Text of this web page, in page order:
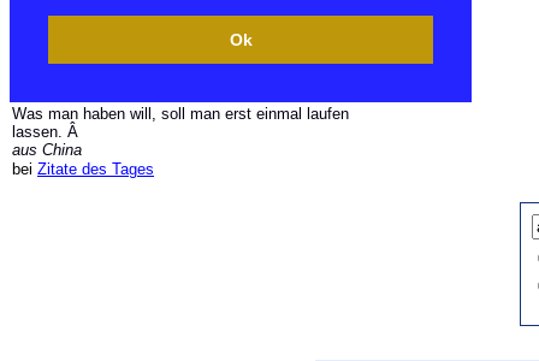
Ok
Was man haben will, soll man erst einmal laufen
lassen. Â
aus China
bei Zitate des Tages